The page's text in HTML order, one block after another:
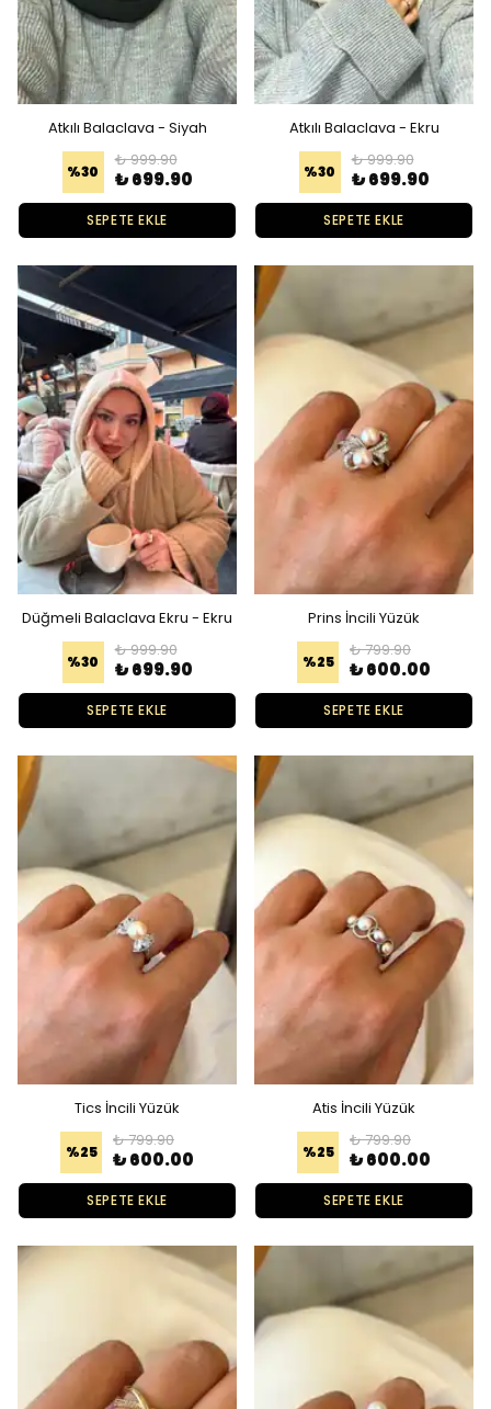
Atkılı Balaclava - Siyah
%30
₺ 999.90
₺ 699.90
SEPETE EKLE
Atkılı Balaclava - Ekru
%30
₺ 999.90
₺ 699.90
SEPETE EKLE
Düğmeli Balaclava Ekru - Ekru
%30
₺ 999.90
₺ 699.90
SEPETE EKLE
Prins İncili Yüzük
%25
₺ 799.90
₺ 600.00
SEPETE EKLE
Tics İncili Yüzük
%25
₺ 799.90
₺ 600.00
SEPETE EKLE
Atis İncili Yüzük
%25
₺ 799.90
₺ 600.00
SEPETE EKLE